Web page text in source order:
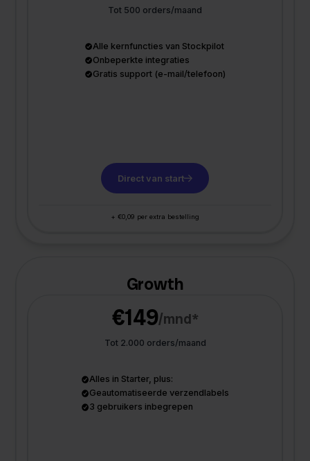
Tot 500 orders/maand
Alle kernfuncties van Stockpilot
Onbeperkte integraties
Gratis support (e-mail/telefoon)
Direct van start
+ €0,09 per extra bestelling
Growth
€149/mnd*
Tot 2.000 orders/maand
Alles in Starter, plus:
Geautomatiseerde verzendlabels
3 gebruikers inbegrepen